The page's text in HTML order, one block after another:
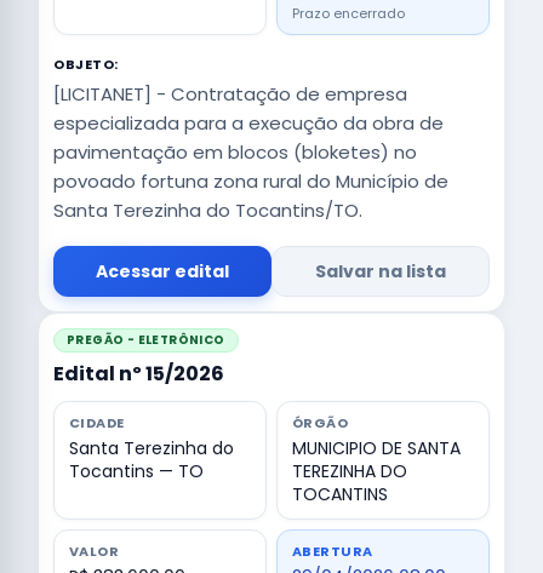
Prazo encerrado
OBJETO:
[LICITANET] - Contratação de empresa
especializada para a execução da obra de
pavimentação em blocos (bloketes) no
povoado fortuna zona rural do Município de
Santa Terezinha do Tocantins/TO.
Acessar edital Salvar na lista
PREGÃO - ELETRÔNICO
Edital nº 15/2026
CIDADE
Santa Terezinha do
Tocantins — TO
ÓRGÃO
MUNICIPIO DE SANTA
TEREZINHA DO
TOCANTINS
VALOR ABERTURA